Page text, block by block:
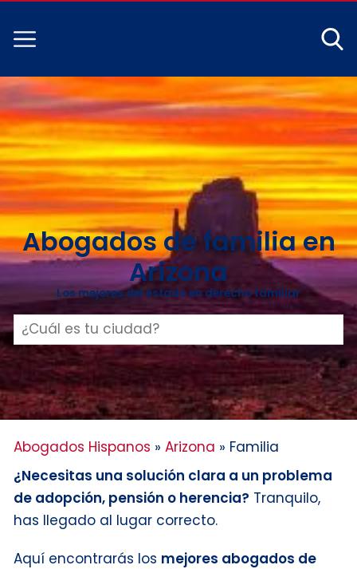
Abogados de familia en
Arizona
Los mejores del estado en derecho familiar
Buscar
Abogados Hispanos » Arizona » Familia
¿Necesitas una solución clara a un problema
de adopción, pensión o herencia? Tranquilo,
has llegado al lugar correcto.
Aquí encontrarás los mejores abogados de